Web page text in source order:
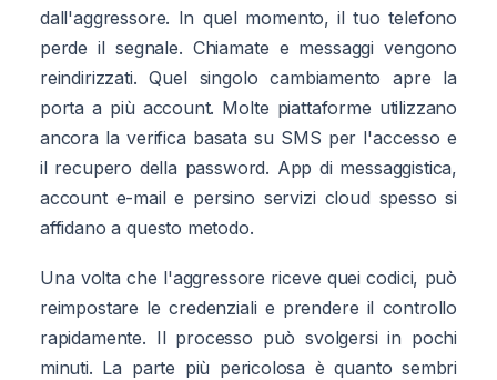
dall'aggressore. In quel momento, il tuo telefono
perde il segnale. Chiamate e messaggi vengono
reindirizzati. Quel singolo cambiamento apre la
porta a più account. Molte piattaforme utilizzano
ancora la verifica basata su SMS per l'accesso e
il recupero della password. App di messaggistica,
account e-mail e persino servizi cloud spesso si
affidano a questo metodo.
Una volta che l'aggressore riceve quei codici, può
reimpostare le credenziali e prendere il controllo
rapidamente. Il processo può svolgersi in pochi
minuti. La parte più pericolosa è quanto sembri